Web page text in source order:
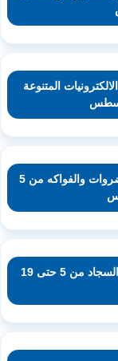
المتنوعة
عروض اسواق مزون ومدينة الخضروات والفواكه من 5
عروض ايه اند اتش على الاثاث والسجاد من 5 حتى 19